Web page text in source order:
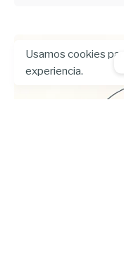
Usamos cookies
experiencia.